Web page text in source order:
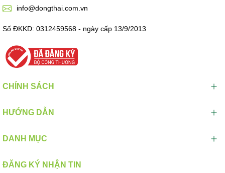
info@dongthai.com.vn
Số ĐKKD: 0312459568 - ngày cấp 13/9/2013
CHÍNH SÁCH
HƯỚNG DẪN
DANH MỤC
ĐĂNG KÝ NHẬN TIN